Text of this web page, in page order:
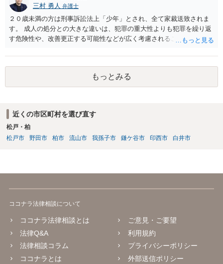
三村 勇人 弁護士
２０歳未満の方は刑事訴訟法上「少年」とされ、全て家裁送致されま
す。 成人の処分との大きな違いは、犯罪の重大性よりも犯罪を繰り返
す危険性や、改善更正する可能性などが広く考慮されることです。 そ
年とされ、犯罪を犯していなくとも、不良交友等が原因で、保護観察
や少年院送致される可能性もあります。 本件生活状況が分かりません
ので、適切なアドバイスがしにくいのですが、通常初犯の自転車窃盗
で生活環境が整っていれば、審判不開始か不処分となる可能性はあり
もっとみる
近くの市区町村を選び直す
松戸・柏
松戸市
野田市 柏市 流山市 我孫子市 鎌ケ谷市 印西市 白井市
ココナラ法律相談について
ココナラ法律相談とは
法律Q&A
法律相談コラム
ココナラとは
ご意見・ご要望
利用規約
プライバシーポリシー
外部送信ポリシー